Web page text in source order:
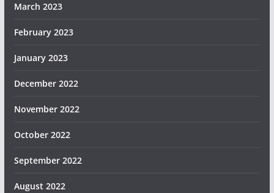
March 2023
February 2023
January 2023
December 2022
November 2022
October 2022
September 2022
August 2022